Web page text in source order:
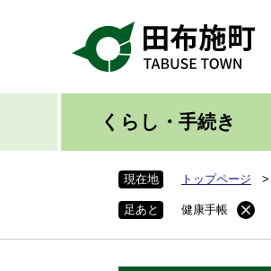
先
くらし・手続き
現在地 トップページ >
足あと 健康手帳